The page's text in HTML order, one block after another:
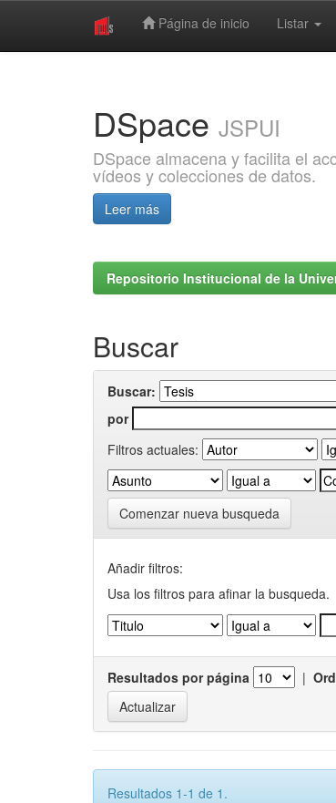
Página de inicio Listar
DSpace JSPUI
DSpace almacena y facilita el
vídeos y colecciones de datos.
Leer más
Repositorio Institucional de la
Buscar
Buscar:
por
Filtros actuales:
Comenzar nueva busqueda
Añadir filtros:
Usa los filtros para afinar la busqueda.
Resultados por página |
Resultados 1-1 de 1.